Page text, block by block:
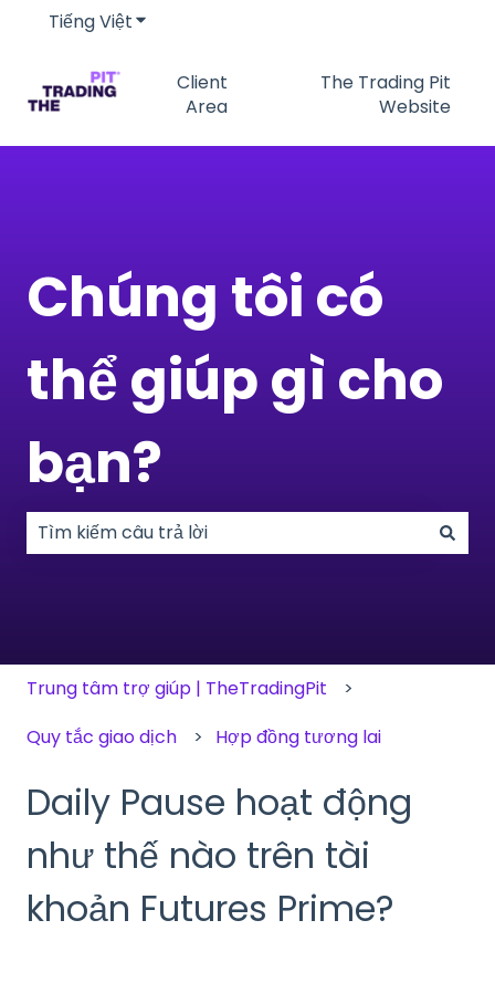
Tiếng ViệtHiển thị menu phụ cho bản dịch
Client
Area
The Trading Pit
Website
Chúng tôi có
thể giúp gì cho
bạn?
Trung tâm trợ giúp | TheTradingPit
Quy tắc giao dịch
Hợp đồng tương lai
Daily Pause hoạt động
như thế nào trên tài
khoản Futures Prime?